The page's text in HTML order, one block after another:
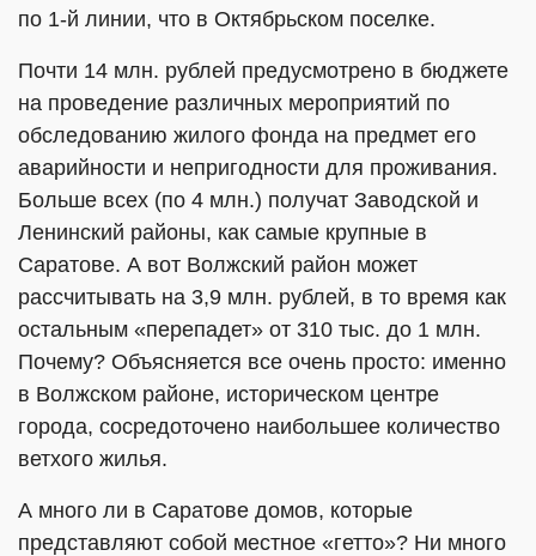
по 1-й линии, что в Октябрьском поселке.
Почти 14 млн. рублей предусмотрено в бюджете
на проведение различных мероприятий по
обследованию жилого фонда на предмет его
аварийности и непригодности для проживания.
Больше всех (по 4 млн.) получат Заводской и
Ленинский районы, как самые крупные в
Саратове. А вот Волжский район может
рассчитывать на 3,9 млн. рублей, в то время как
остальным «перепадет» от 310 тыс. до 1 млн.
Почему? Объясняется все очень просто: именно
в Волжском районе, историческом центре
города, сосредоточено наибольшее количество
ветхого жилья.
А много ли в Саратове домов, которые
представляют собой местное «гетто»? Ни много